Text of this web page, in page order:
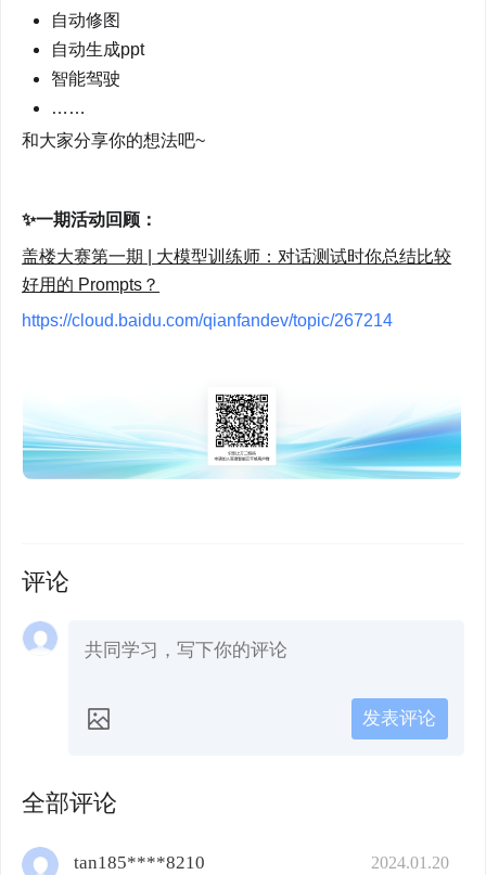
自动修图
自动生成ppt
智能驾驶
……
和大家分享你的想法吧~
✨一期活动回顾：
盖楼大赛第一期 | 大模型训练师：对话测试时你总结比较
好用的 Prompts？
https://cloud.baidu.com/qianfandev/topic/267214
评论
发表评论
全部评论
tan185****8210 2024.01.20